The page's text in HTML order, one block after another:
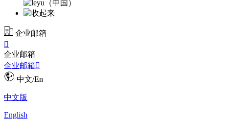
企业邮箱

企业邮箱
企业邮箱
中文/En
中文版
English